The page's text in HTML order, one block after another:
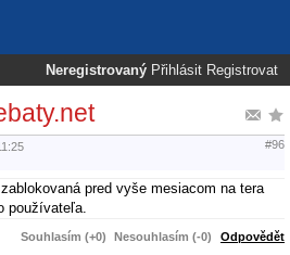
Neregistrovaný Přihlásit Registrovat
#96
pred vyše mesiacom na tera
používateľa.
Souhlasím (+0) Nesouhlasím (-0) Odpovědět